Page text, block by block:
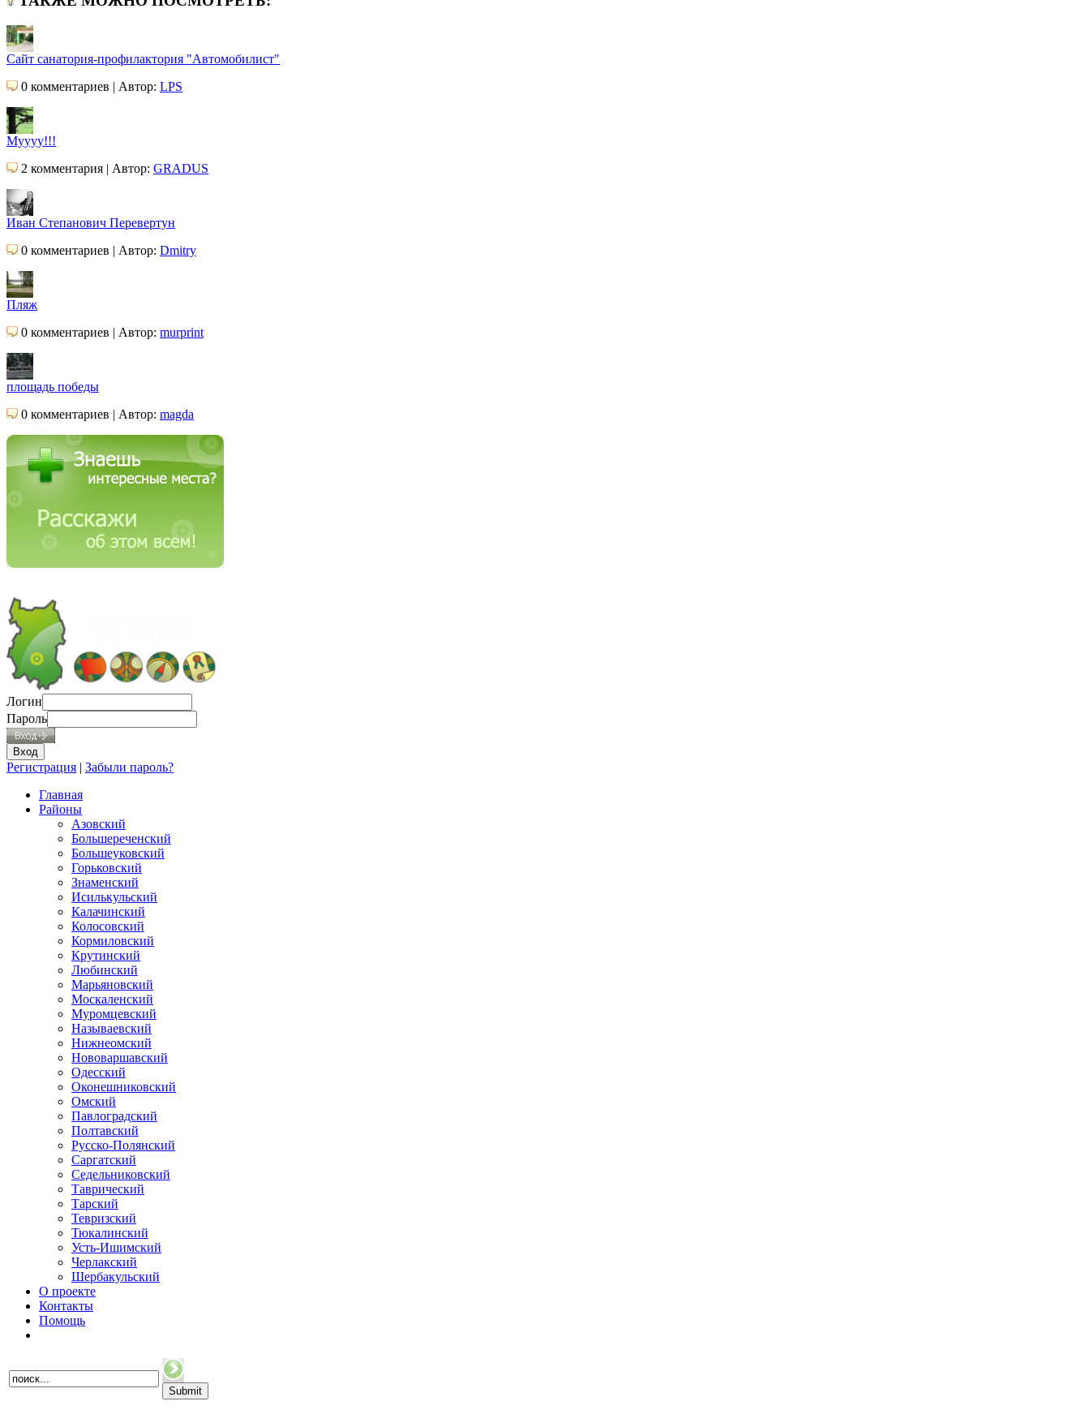
Сайт санатория-профилактория "Автомобилист"
0 комментариев | Автор: LPS
Муууу!!!
2 комментария | Автор: GRADUS
Иван Степанович Перевертун
0 комментариев | Автор: Dmitry
Пляж
0 комментариев | Автор: murprint
площадь победы
0 комментариев | Автор: magda
Логин
Пароль
Регистрация | Забыли пароль?
Главная
Районы
Азовский
Большереченский
Большеуковский
Горьковский
Знаменский
Исилькульский
Калачинский
Колосовский
Кормиловский
Крутинский
Любинский
Марьяновский
Москаленский
Муромцевский
Называевский
Нижнеомский
Нововаршавский
Одесский
Оконешниковский
Омский
Павлоградский
Полтавский
Русско-Полянский
Саргатский
Седельниковский
Таврический
Тарский
Тевризский
Тюкалинский
Усть-Ишимский
Черлакский
Шербакульский
О проекте
Контакты
Помощь